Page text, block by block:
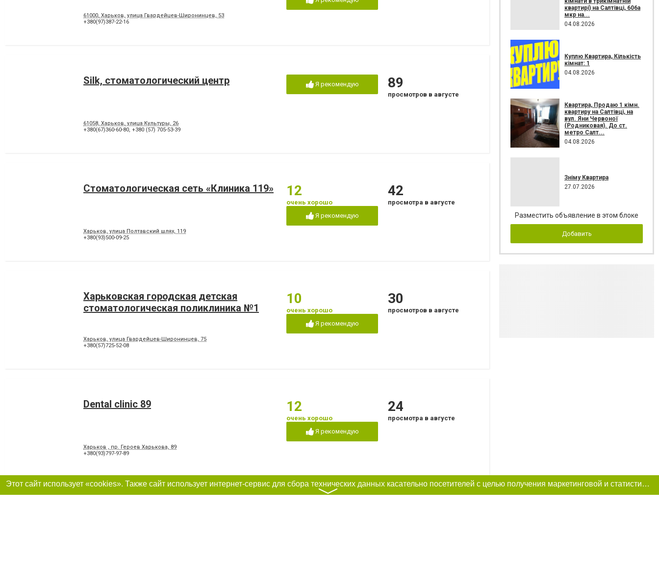
61000, Харьков, улица Гвардейцев-Широнинцев, 53
+380(97)387-22-16
Silk, стоматологический центр
61058, Харьков, улица Культуры, 26
+380(67)360-60-80, +380 (57) 705-53-39
Я рекомендую 89
просмотров в августе
Стоматологическая сеть «Клиника 119»
Харьков, улица Полтавский шлях, 119
+380(93)500-09-25
12
очень хорошо
Я рекомендую
42
просмотра в августе
Харьковская городская детская
стоматологическая поликлиника №1
Харьков, улица Гвардейцев-Широнинцев, 75
+380(57)725-52-08
10
очень хорошо
Я рекомендую
30
просмотров в августе
Dental clinic 89
Харьков , пр. Героев Харькова, 89
+380(93)797-97-89
12
очень хорошо
Я рекомендую
24
просмотра в августе
квартирі) на Салтівці, 606а
мкр на...
04.08.2026
Куплю Квартира, Кількість
кімнат: 1
04.08.2026
Квартира, Продаю 1 кімн.
квартиру на Салтівці, на
вул. Яни Червоної
(Родниковая). До ст.
метро Салт...
04.08.2026
Зніму Квартира
27.07.2026
Разместить объявление в этом блоке
Добавить
Этот сайт использует «cookies». Также сайт использует интернет-сервис для сбора технических данных касательно посетителей с целью получения маркетинговой и статистической информации. Условия обработки данных посетителей сайта см.
〉